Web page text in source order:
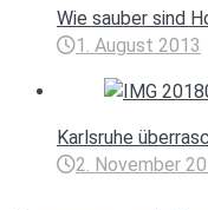
Wie sauber sind
1. August 2013
Karlsruhe
2. November